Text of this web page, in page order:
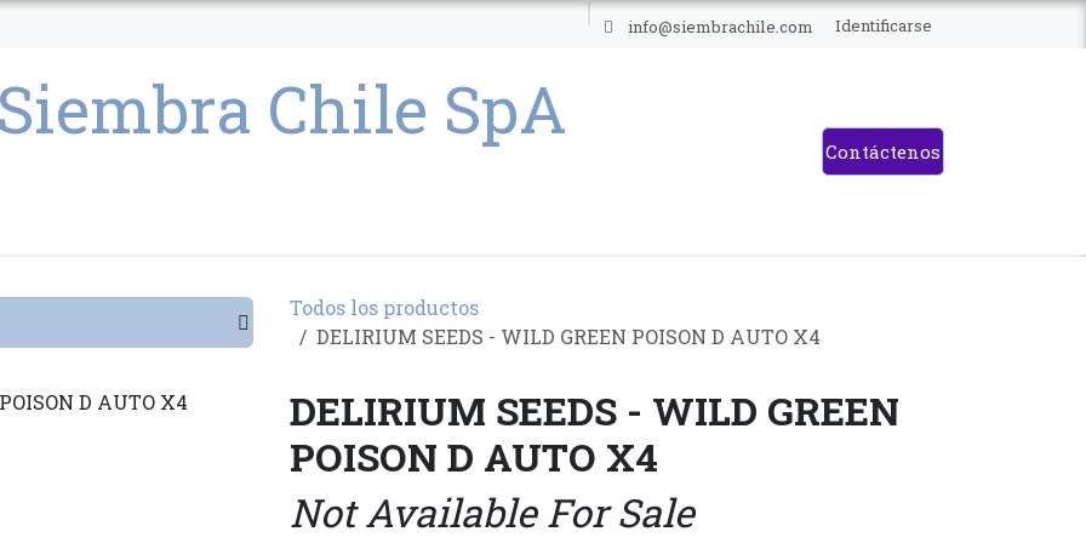
info@siembrachile.com Identificarse
Contáctenos
Todos los productos
DELIRIUM SEEDS - WILD GREEN POISON D AUTO X4
DELIRIUM SEEDS - WILD GREEN
POISON D AUTO X4
Not Available For Sale